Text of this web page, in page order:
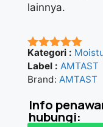
lainnya.
★★★★★
Kategori :
Label : AMTAST
Brand: AMTAST
Info
hubungi: